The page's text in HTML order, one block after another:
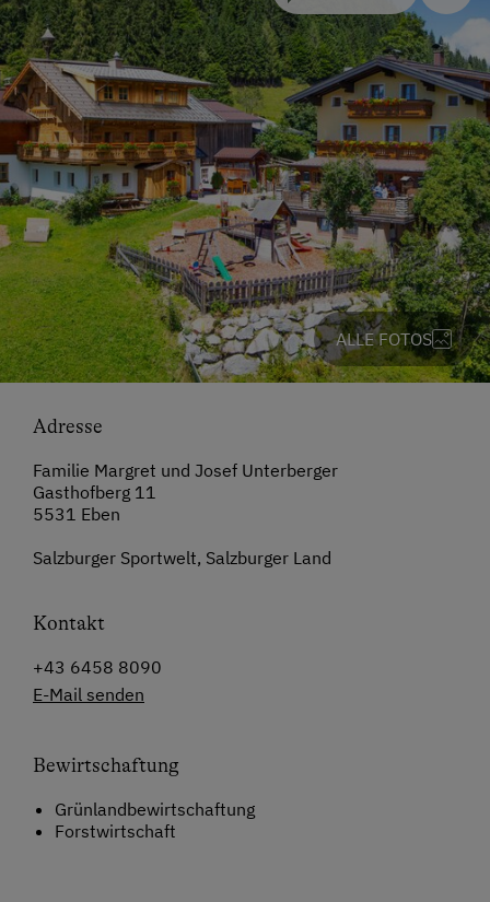
ALLE FOTOS
Adresse
Familie Margret und Josef Unterberger
Gasthofberg 11
5531 Eben
Salzburger Sportwelt, Salzburger Land
Kontakt
+43 6458 8090
E-Mail senden
Bewirtschaftung
Grünlandbewirtschaftung
Forstwirtschaft